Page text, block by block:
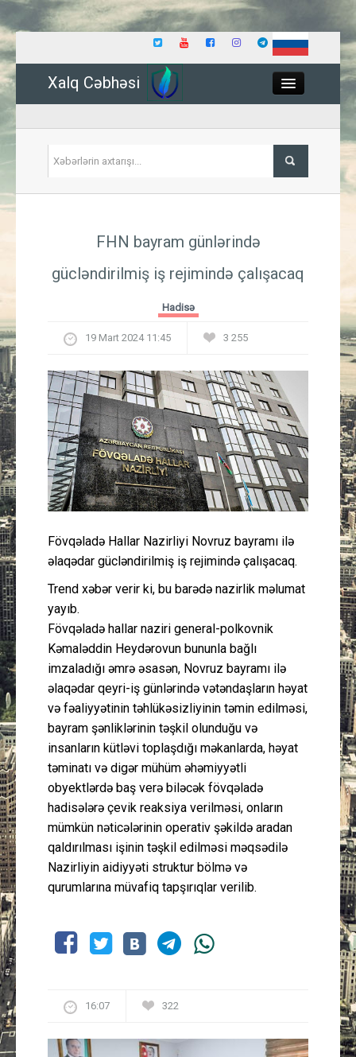
Xalq Cəbhəsi
İqtisadiyyat
Güney Azərbaycan
Mədəniyyət
Müsahibə
İdman
Layihə
Peşə etikası
Əlaqə
FHN bayram günlərində
gücləndirilmiş iş rejimində çalışacaq
Hadisə
19 Mart 2024 11:45 3 255
Fövqəladə Hallar Nazirliyi Novruz bayramı ilə
əlaqədar gücləndirilmiş iş rejimində çalışacaq.
Trend xəbər verir ki, bu barədə nazirlik məlumat
yayıb.
Fövqəladə hallar naziri general-polkovnik
Kəmaləddin Heydərovun bununla bağlı
imzaladığı əmrə əsasən, Novruz bayramı ilə
əlaqədar qeyri-iş günlərində vətəndaşların həyat
və fəaliyyətinin təhlükəsizliyinin təmin edilməsi,
bayram şənliklərinin təşkil olunduğu və
insanların kütləvi toplaşdığı məkanlarda, həyat
təminatı və digər mühüm əhəmiyyətli
obyektlərdə baş verə biləcək fövqəladə
hadisələrə çevik reaksiya verilməsi, onların
mümkün nəticələrinin operativ şəkildə aradan
qaldırılması işinin təşkil edilməsi məqsədilə
Nazirliyin aidiyyəti struktur bölmə və
qurumlarına müvafiq tapşırıqlar verilib.
16:07 322